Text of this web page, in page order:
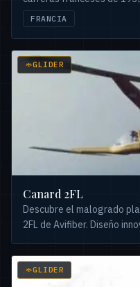
de la Meurthe, logrando
FRANCIA
GLIDER
Canard 2FL
Descubre el malogrado
2FL de Avifiber. Diseño
GLIDER